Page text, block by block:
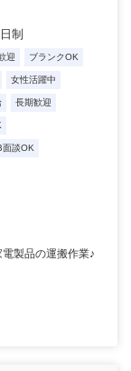
制
迎 ブランクOK
女性活躍中
長期歓迎
面談OK
製品の運搬作業♪